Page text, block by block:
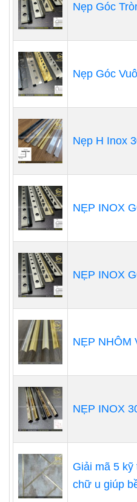
Nẹp Góc
Nẹp Góc
Nẹp H Inox
NẸP INOX
NẸP INOX
NẸP NHÔM
NẸP INOX
Giải mã 5 kỹ
chữ u giúp